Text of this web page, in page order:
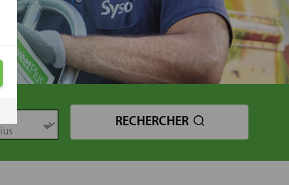
RECHERCHER